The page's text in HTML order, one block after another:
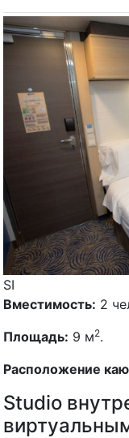
SI
Вместимость: 2
Площадь: 9 м2.
Расположение
Studio